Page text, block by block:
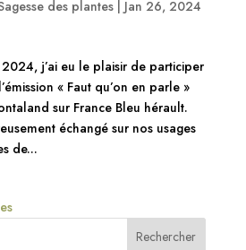
des plantes| Jan 26, 2024
j’ai eu le plaisir de participer
« Faut qu’on en parle »
sur France Bleu hérault.
échangé sur nos usages
de...
Rechercher